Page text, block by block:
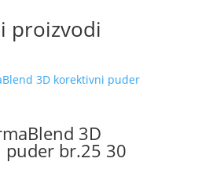
proizvodi
3D
br.25 30